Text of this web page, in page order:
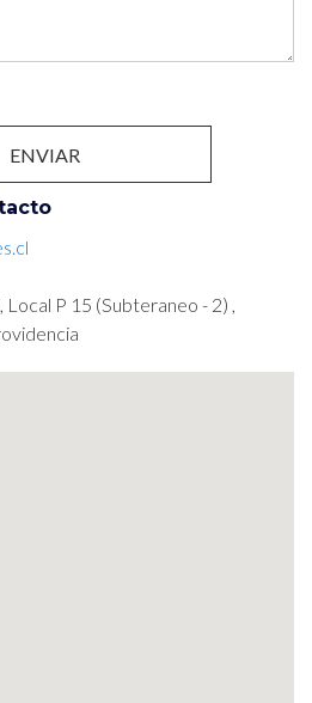
P 15 (Subteraneo - 2) ,